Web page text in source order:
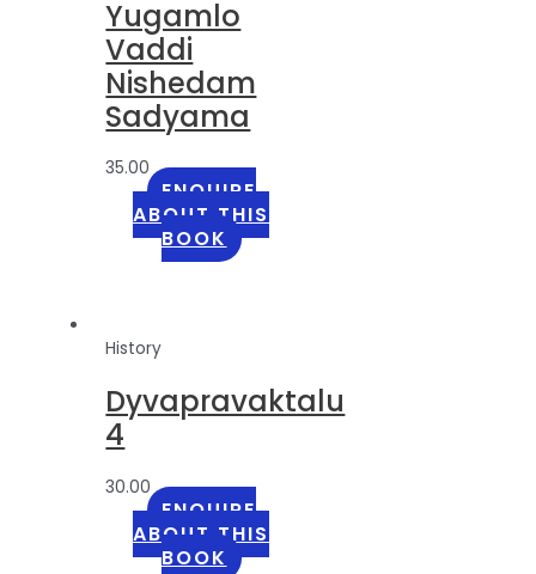
Yugamlo
Vaddi
Nishedam
Sadyama
35.00
ENQUIRE
ABOUT THIS
BOOK
History
Dyvapravaktalu
4
30.00
ENQUIRE
ABOUT THIS
BOOK